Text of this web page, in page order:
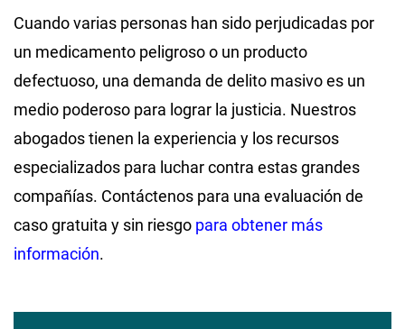
Cuando varias personas han sido perjudicadas por
un medicamento peligroso o un producto
defectuoso, una demanda de delito masivo es un
medio poderoso para lograr la justicia. Nuestros
abogados tienen la experiencia y los recursos
especializados para luchar contra estas grandes
compañías. Contáctenos para una evaluación de
caso gratuita y sin riesgo para obtener más
información.